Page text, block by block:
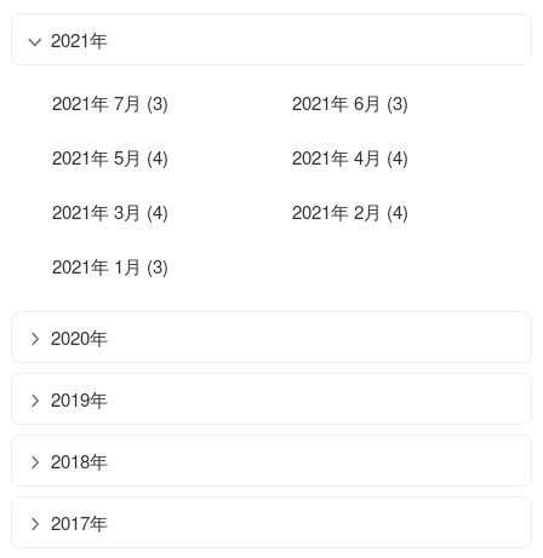
2021年
2021年 7月 (3) 2021年 6月 (3)
2021年 5月 (4) 2021年 4月 (4)
2021年 3月 (4) 2021年 2月 (4)
2021年 1月 (3)
2020年
2019年
2018年
2017年